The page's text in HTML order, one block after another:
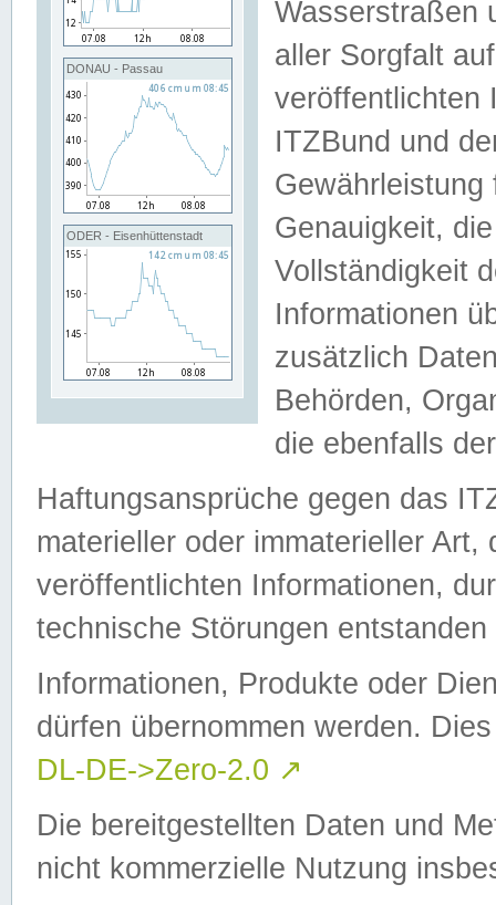
DONAU - Passau
ODER - Eisenhüttenstadt
Wasserstraßen
aller Sorgfalt
veröffentlichten
ITZBund und
Genauigkeit,
Vollständigkeit
Informationen
zusätzlich
Behörden,
die ebenfalls
Haftungsansprüche gegen das
materieller oder immaterieller
veröffentlichten Informationen,
technische Störungen
Informationen, Produkte oder
dürfen übernommen werden.
DL-DE->Zero-2.0 ↗
Die bereitgestellten Daten und
nicht kommerzielle Nutzung